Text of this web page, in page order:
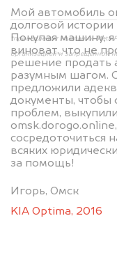
Мой автомобиль
долговой
Покупая машину,
виноват, что не
решение продать
разумным шагом.
предложили
документы, чтобы
проблем,
сосредоточиться
всяких
за помощь!
Игорь, Омск
KIA Optima, 2016
*принадлежит компании Meta
организацией и запрещённой
Мы